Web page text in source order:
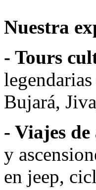
Nuestra
- Tours
Bujará,
- Viajes
y
en jeep,